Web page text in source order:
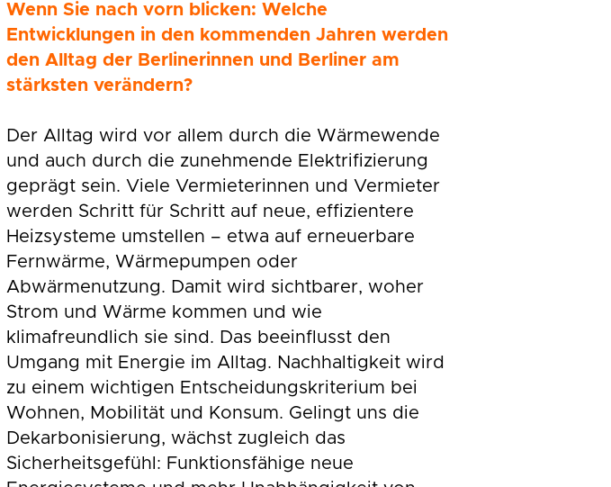
Wenn Sie nach vorn blicken: Welche
Entwicklungen in den kommenden Jahren werden
den Alltag der Berlinerinnen und Berliner am
stärksten verändern?
Der Alltag wird vor allem durch die Wärmewende
und auch durch die zunehmende Elektrifizierung
geprägt sein. Viele Vermieterinnen und Vermieter
werden Schritt für Schritt auf neue, effizientere
Heizsysteme umstellen – etwa auf erneuerbare
Fernwärme, Wärmepumpen oder
Abwärmenutzung. Damit wird sichtbarer, woher
Strom und Wärme kommen und wie
klimafreundlich sie sind. Das beeinflusst den
Umgang mit Energie im Alltag. Nachhaltigkeit wird
zu einem wichtigen Entscheidungskriterium bei
Wohnen, Mobilität und Konsum. Gelingt uns die
Dekarbonisierung, wächst zugleich das
Sicherheitsgefühl: Funktionsfähige neue